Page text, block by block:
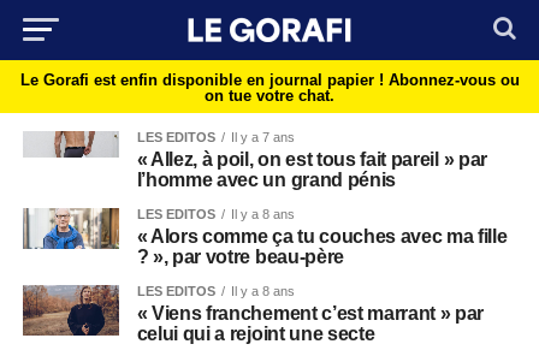
Le Gorafi est enfin disponible en journal papier ! Abonnez-vous ou
on tue votre chat.
LES EDITOS Il y a 7 ans
« Allez, à poil, on est tous fait pareil » par
l’homme avec un grand pénis
LES EDITOS Il y a 8 ans
« Alors comme ça tu couches avec ma fille
? », par votre beau-père
LES EDITOS Il y a 8 ans
« Viens franchement c’est marrant » par
celui qui a rejoint une secte